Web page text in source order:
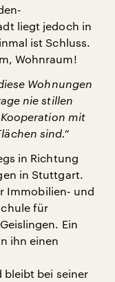
liegt jedoch in
ist Schluss.
Wohnraum!
Wohnungen
nie stillen
mit
sind.“
in Richtung
in Stuttgart.
Immobilien- und
für
Ein
ihn einen
bleibt bei seiner